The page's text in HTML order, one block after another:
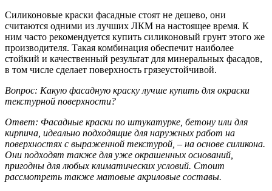
Силиконовые краски фасадные стоят не дешево, они
считаются одними из лучших ЛКМ на настоящее время. К
ним часто рекомендуется купить силиконовый грунт этого же
производителя. Такая комбинация обеспечит наиболее
стойкий и качественный результат для минеральных фасадов,
в том числе сделает поверхность грязеустойчивой.
Вопрос: Какую фасадную краску лучше купить для окраски
текстурной поверхности?
Ответ: Фасадные краски по штукатурке, бетону или для
кирпича, идеально подходящие для наружных работ на
поверхностях с выраженной текстурой, – на основе силикона.
Они подходят также для уже окрашенных оснований,
пригодны для любых климатических условий. Стоит
рассмотреть также матовые акриловые составы.